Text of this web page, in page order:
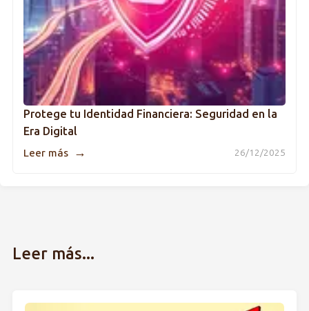
Protege tu Identidad Financiera: Seguridad en la
Era Digital
26/12/2025
Leer más →
Leer más...